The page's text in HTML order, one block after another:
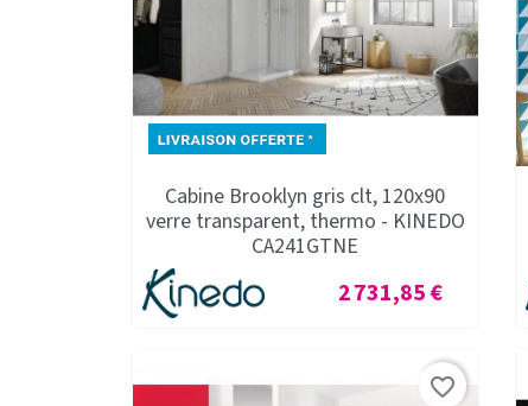
Cabine Brooklyn gris clt, 120x90
verre transparent, thermo - KINEDO
CA241GTNE
Prix
2 731,85 €
favorite_border